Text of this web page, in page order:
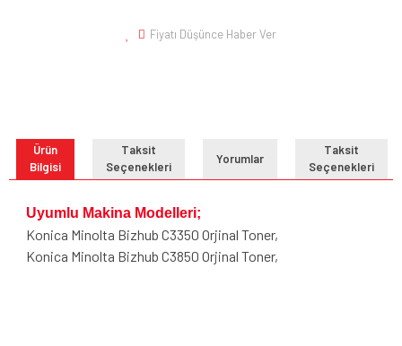
Fiyatı Düşünce Haber Ver
Ürün
Bilgisi
Taksit
Seçenekleri
Yorumlar
Taksit
Seçenekleri
Uyumlu Makina Modelleri;
Konica Minolta Bizhub C3350 Orjinal Toner,
Konica Minolta Bizhub C3850 Orjinal Toner,